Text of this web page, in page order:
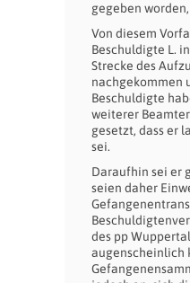
gegeben
Von diesem
Beschuldigte L.
Strecke des
nachgekommen
Beschuldigte
weiterer
gesetzt, dass er
sei.
Daraufhin sei er
seien daher
des pp
augenscheinlich